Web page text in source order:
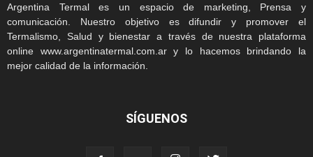
Argentina Termal es un espacio de marketing, Prensa y
comunicación. Nuestro objetivo es difundir y promover el
Termalismo, Salud y bienestar a través de nuestra plataforma
online www.argentinatermal.com.ar y lo hacemos brindando la
mejor calidad de la información.
SÍGUENOS